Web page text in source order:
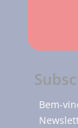
Bem-